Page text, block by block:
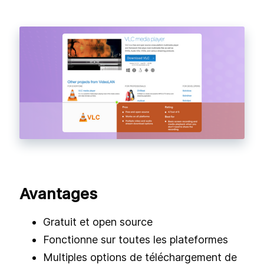
Avantages
Gratuit et open source
Fonctionne sur toutes les plateformes
Multiples options de téléchargement de